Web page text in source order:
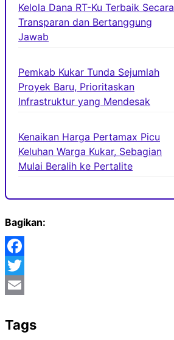
Kelola Dana RT-Ku Terbaik Secara
Transparan dan Bertanggung
Jawab
Pemkab Kukar Tunda Sejumlah
Proyek Baru, Prioritaskan
Infrastruktur yang Mendesak
Kenaikan Harga Pertamax Picu
Keluhan Warga Kukar, Sebagian
Mulai Beralih ke Pertalite
Bagikan:
Facebook
Twitter
Tags